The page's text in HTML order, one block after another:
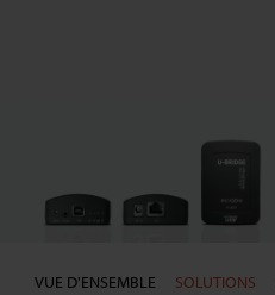
VUE D'ENSEMBLE SOLUTIONS